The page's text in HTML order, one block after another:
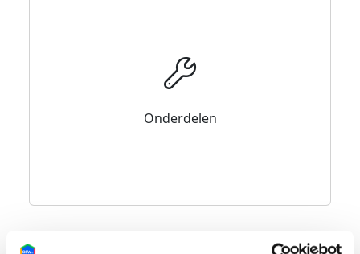
Onderdelen